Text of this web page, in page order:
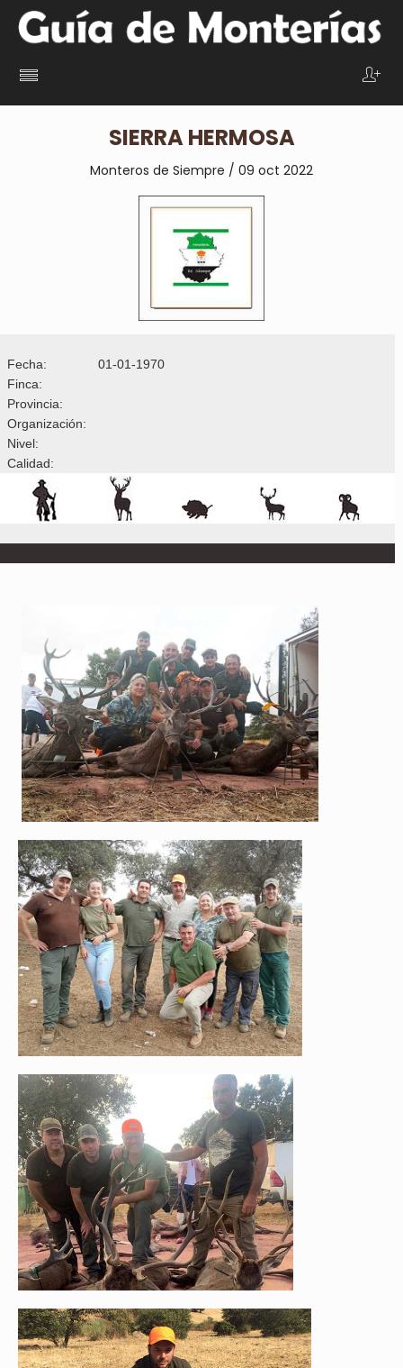
SIERRA HERMOSA
Monteros de Siempre / 09 oct 2022
Fecha:
01-01-1970
Finca:
Provincia:
Organización:
Nivel:
Calidad: